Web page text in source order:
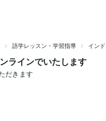
語学レッスン・学習指導 イン
ラインでいたします
だきます